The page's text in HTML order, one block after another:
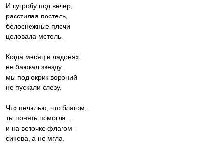
И сугробу под вечер,
расстилая постель,
белоснежные плечи
целовала метель.
Когда месяц в ладонях
не баюкал звезду,
мы под окрик вороний
не пускали слезу.
Что печалью, что благом,
ты понять помогла...
и на веточке флагом -
синева, а не мгла.